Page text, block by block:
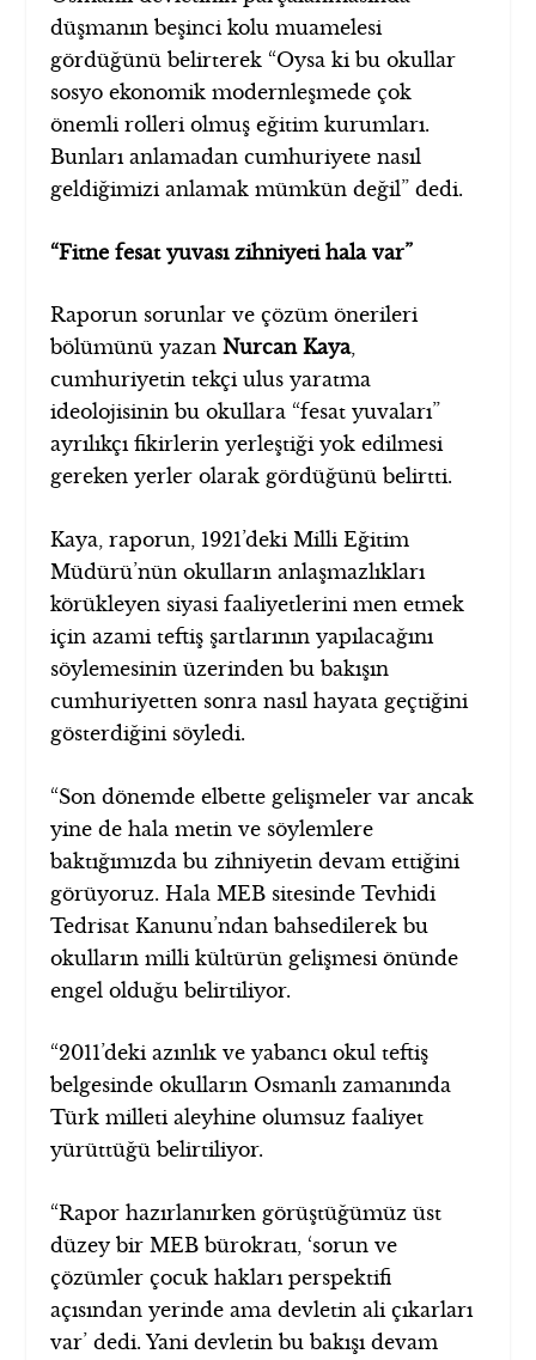
düşmanın beşinci kolu muamelesi
gördüğünü belirterek “Oysa ki bu okullar
sosyo ekonomik modernleşmede çok
önemli rolleri olmuş eğitim kurumları.
Bunları anlamadan cumhuriyete nasıl
geldiğimizi anlamak mümkün değil” dedi.
“Fitne fesat yuvası zihniyeti hala var”
Raporun sorunlar ve çözüm önerileri
bölümünü yazanNurcan Kaya,
cumhuriyetin tekçi ulus yaratma
ideolojisinin bu okullara “fesat yuvaları”
ayrılıkçı fikirlerin yerleştiği yok edilmesi
gereken yerler olarak gördüğünü belirtti.
Kaya, raporun, 1921’deki Milli Eğitim
Müdürü’nün okulların anlaşmazlıkları
körükleyen siyasi faaliyetlerini men etmek
için azami teftiş şartlarının yapılacağını
söylemesinin üzerinden bu bakışın
cumhuriyetten sonra nasıl hayata geçtiğini
gösterdiğini söyledi.
“Son dönemde elbette gelişmeler var ancak
yine de hala metin ve söylemlere
baktığımızda bu zihniyetin devam ettiğini
görüyoruz. Hala MEB sitesinde Tevhidi
Tedrisat Kanunu’ndan bahsedilerek bu
okulların milli kültürün gelişmesi önünde
engel olduğu belirtiliyor.
“2011’deki azınlık ve yabancı okul teftiş
belgesinde okulların Osmanlı zamanında
Türk milleti aleyhine olumsuz faaliyet
yürüttüğü belirtiliyor.
“Rapor hazırlanırken görüştüğümüz üst
düzey bir MEB bürokratı, ‘sorun ve
çözümler çocuk hakları perspektifi
açısından yerinde ama devletin ali çıkarları
var’ dedi. Yani devletin bu bakışı devam